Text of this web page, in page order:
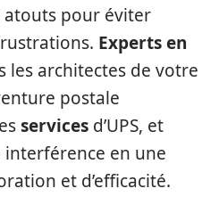
pour éviter
Experts en
les architectes de votre
postale
services d’UPS, et
en une
et d’efficacité.